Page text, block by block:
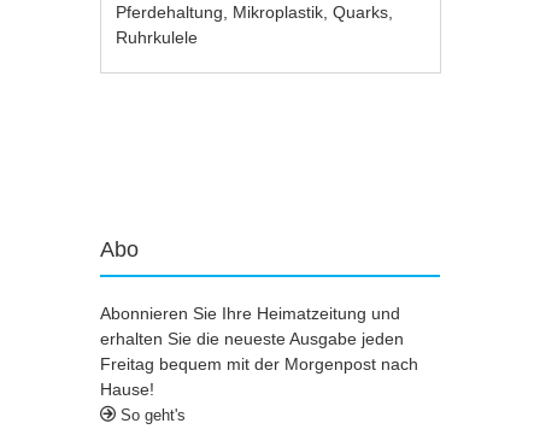
Pferdehaltung
Mikroplastik ,Quarks
Ruhrkulele
Abo
Abonnieren Sie Ihre Heimatzeitung und
erhalten Sie die neueste Ausgabe jeden
Freitag bequem mit der Morgenpost nach
Hause!
So geht's